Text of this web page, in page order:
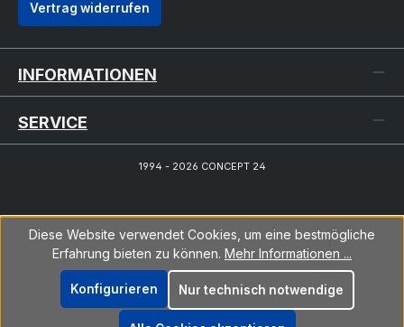
Vertrag widerrufen
INFORMATIONEN
SERVICE
1994 - 2026 CONCEPT 24
Diese Website verwendet Cookies, um eine bestmögliche
Erfahrung bieten zu können. Mehr Informationen ...
Nur technisch notwendige
Konfigurieren